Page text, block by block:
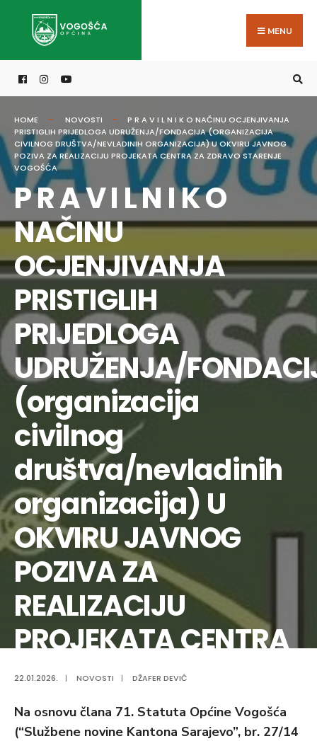
MENU
HOME NOVOSTI
P R A V I L N I K O NAČINU OCJENJIVANJA
PRISTIGLIH PRIJEDLOGA UDRUŽENJA/FONDACIJA (ORGANIZACIJA
CIVILNOG DRUŠTVA/NEVLADINIH ORGANIZACIJA) U OKVIRU JAVNOG
POZIVA ZA REALIZACIJU PROJEKATA CENTRA ZA ZDRAVO STARENJE
VOGOŠĆA
P R A V I L N I K O
NAČINU
OCJENJIVANJA
PRISTIGLIH
PRIJEDLOGA
UDRUŽENJA/
(organizacija
civilnog
društva/nevladinih
organizacija) U
OKVIRU JAVNOG
POZIVA ZA
REALIZACIJU
PROJEKATA CENTRA
ZA ZDRAVO
STARENJE VOGOŠĆA
22.01.2026. | NOVOSTI | DŽAFER DEVIĆ
Na osnovu člana 71. Statuta Općine Vogošća
(“Službene novine Kantona Sarajevo”, br. 27/14
for: